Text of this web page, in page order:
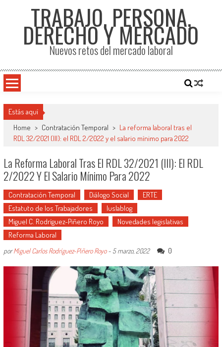
TRABAJO, PERSONA,
DERECHO Y MERCADO
Nuevos retos del mercado laboral
Estás aquí
Home > Contratación Temporal > La reforma laboral tras el
RDL 32/2021 (III): el RDL 2/2022 y el salario mínimo para 2022
La Reforma Laboral Tras El RDL 32/2021 (III): El RDL
2/2022 Y El Salario Mínimo Para 2022
Contratación Temporal Diálogo Social
ERTE
Estatuto de los Trabajadores
Iuslablog
Miguel C. Rodríguez-Piñero Royo
Novedades legislativas
Reforma Laboral
porMiguel Carlos Rodríguez-Piñero Royo- 5 marzo, 2022 0